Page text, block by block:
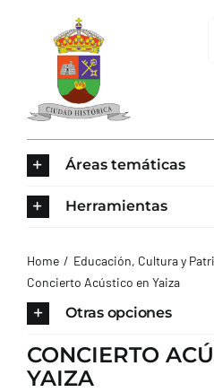
contenido
AYUNTAMIENTO
TURISMO
Áreas temáticas
Herramientas
Home
Educación, Cultura y
Concierto Acústico en Yaiza
Otras opciones
CONCIERTO
YAIZA